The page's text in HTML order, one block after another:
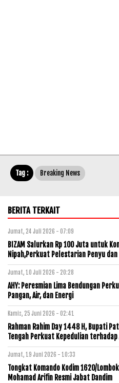
Tag : Breaking News
BERITA TERKAIT
Jumat, 24 Juli 2026 - 07:09
BIZAM Salurkan Rp 100 Juta untuk
Nipah,Perkuat Pelestarian Penyu
Jumat, 10 Juli 2026 - 20:28
AHY: Peresmian Lima Bendungan
Pangan, Air, dan Energi
Kamis, 25 Juni 2026 - 02:41
Rahman Rahim Day 1448 H, Bupati
Tengah Perkuat Kepedulian terhadap
Jumat, 19 Juni 2026 - 10:33
Tongkat Komando Kodim 1620/
Mohamad Arifin Resmi Jabat Dandim